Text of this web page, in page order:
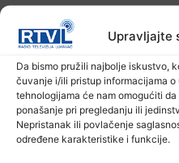
Upravljajte
Da bismo pružili najbolje iskustvo,
čuvanje i/ili pristup informacijama o
tehnologijama će nam omogućiti
ponašanje pri pregledanju ili
Nepristanak ili povlačenje
određene karakteristike i funkcije.